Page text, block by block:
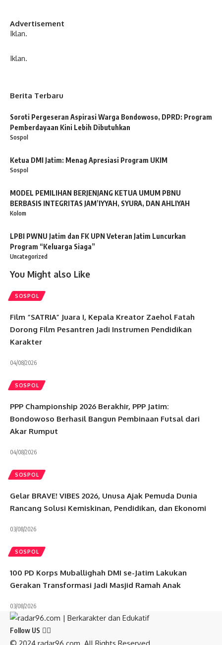
Advertisement
Iklan.
Iklan.
Berita Terbaru
Soroti Pergeseran Aspirasi Warga Bondowoso, DPRD: Program
Pemberdayaan Kini Lebih Dibutuhkan
Sospol
Ketua DMI Jatim: Menag Apresiasi Program UKIM
Sospol
MODEL PEMILIHAN BERJENJANG KETUA UMUM PBNU
BERBASIS INTEGRITAS JAM’IYYAH, SYURA, DAN AHLIYAH
Kolom
LPBI PWNU Jatim dan FK UPN Veteran Jatim Luncurkan
Program “Keluarga Siaga”
Uncategorized
You Might also Like
SOSPOL
Film “SATRIA” Juara I, Kepala Kreator Zaehol Fatah
Dorong Film Pesantren Jadi Instrumen Pendidikan
Karakter
04/08/2026
SOSPOL
PPP Championship 2026 Berakhir, PPP Jatim:
Bondowoso Berhasil Bangun Pembinaan Futsal dari
Akar Rumput
04/08/2026
SOSPOL
Gelar BRAVE! VIBES 2026, Unusa Ajak Pemuda Dunia
Rancang Solusi Kemiskinan, Pendidikan, dan Ekonomi
03/08/2026
SOSPOL
100 PD Korps Muballighah DMI se-Jatim Lakukan
Gerakan Transformasi Jadi Masjid Ramah Anak
03/08/2026
Follow US